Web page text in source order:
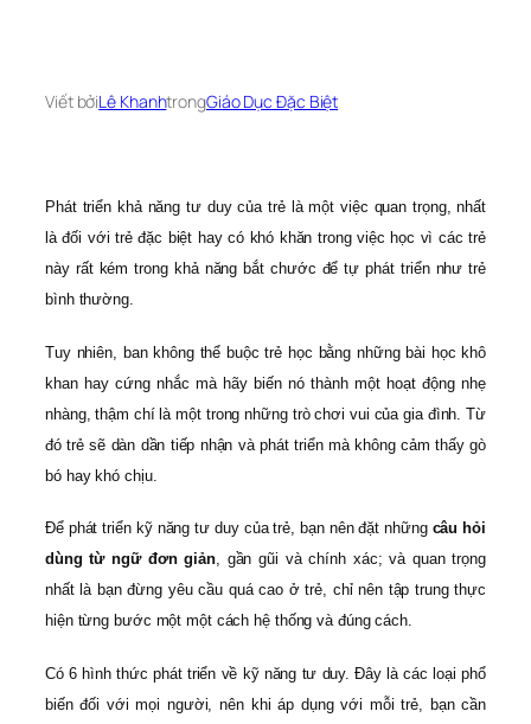
Viết bởiLê KhanhtrongGiáo Dục Đặc Biệt
Phát triển khả năng tư duy của trẻ là một việc quan trọng, nhất
là đối với trẻ đặc biệt hay có khó khăn trong việc học vì các trẻ
này rất kém trong khả năng bắt chước để tự phát triển như trẻ
bình thường.
Tuy nhiên, ban không thể buộc trẻ học bằng những bài học khô
khan hay cứng nhắc mà hãy biến nó thành một hoạt động nhẹ
nhàng, thậm chí là một trong những trò chơi vui của gia đình. Từ
đó trẻ sẽ dàn dần tiếp nhận và phát triển mà không cảm thấy gò
bó hay khó chịu.
Để phát triển kỹ năng tư duy của trẻ, bạn nên đặt những câu hỏi
dùng từ ngữ đơn giản, gần gũi và chính xác; và quan trọng
nhất là bạn đừng yêu cầu quá cao ở trẻ, chỉ nên tập trung thực
hiện từng bước một một cách hệ thống và đúng cách.
Có 6 hình thức phát triển về kỹ năng tư duy. Đây là các loại phổ
biến đối với mọi người, nên khi áp dụng với mỗi trẻ, bạn cần